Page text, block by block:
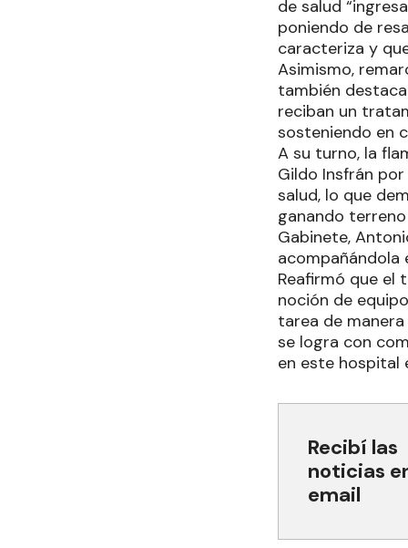
de salud
poniendo de
caracteriza y
Asimismo,
también
reciban un
sosteniendo en
A su turno, la
Gildo Insfrán
salud, lo que
ganando
Gabinete,
acompañándola
Reafirmó que el
noción de
tarea de
se logra con
en este hospital
Recibí las
noticias
email